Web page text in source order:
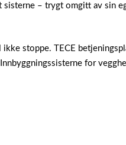
– trygt omgitt av sin
stoppe. TECE
for